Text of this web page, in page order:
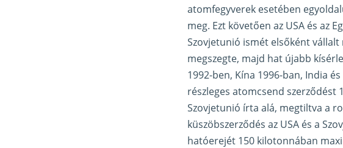
atomfegyverek esetében
meg. Ezt követően az USA és az
Szovjetunió ismét elsőként
megszegte, majd hat újabb
1992-ben, Kína 1996-ban, India
részleges atomcsend szerződést
Szovjetunió írta alá, megtiltva a
küszöbszerződés az USA és a
hatóerejét 150 kilotonnában